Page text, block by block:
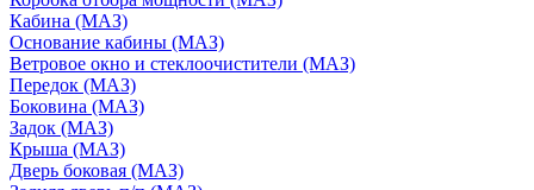
Кабина (МАЗ)
Основание кабины (МАЗ)
Ветровое окно и стеклоочистители (МАЗ)
Передок (МАЗ)
Боковина (МАЗ)
Задок (МАЗ)
Крыша (МАЗ)
Дверь боковая (МАЗ)